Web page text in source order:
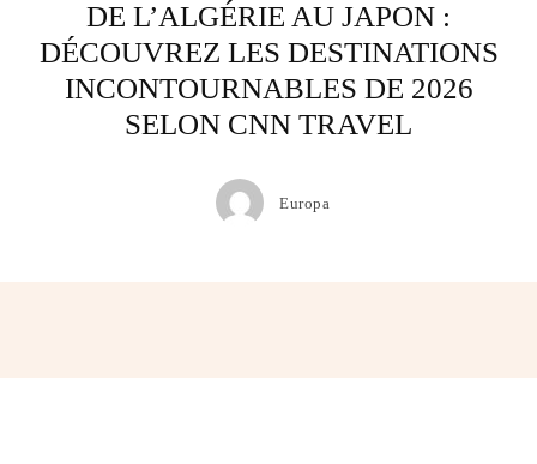
DE L’ALGÉRIE AU JAPON :
DÉCOUVREZ LES DESTINATIONS
INCONTOURNABLES DE 2026
SELON CNN TRAVEL
Europa